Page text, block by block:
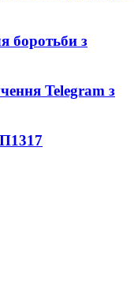
боротьби з
Telegram з
1317